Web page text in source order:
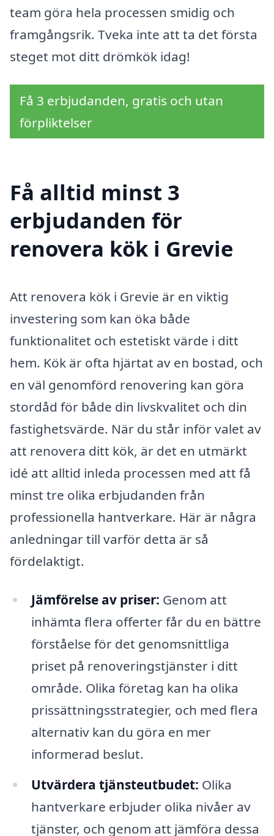
team göra hela processen smidig och
framgångsrik. Tveka inte att ta det första
steget mot ditt drömkök idag!
Få 3 erbjudanden, gratis och utan
förpliktelser
Få alltid minst 3
erbjudanden för
renovera kök i Grevie
Att renovera kök i Grevie är en viktig
investering som kan öka både
funktionalitet och estetiskt värde i ditt
hem. Kök är ofta hjärtat av en bostad, och
en väl genomförd renovering kan göra
stordåd för både din livskvalitet och din
fastighetsvärde. När du står inför valet av
att renovera ditt kök, är det en utmärkt
idé att alltid inleda processen med att få
minst tre olika erbjudanden från
professionella hantverkare. Här är några
anledningar till varför detta är så
fördelaktigt.
Jämförelse av priser: Genom att
inhämta flera offerter får du en bättre
förståelse för det genomsnittliga
priset på renoveringstjänster i ditt
område. Olika företag kan ha olika
prissättningsstrategier, och med flera
alternativ kan du göra en mer
informerad beslut.
Utvärdera tjänsteutbudet: Olika
hantverkare erbjuder olika nivåer av
tjänster, och genom att jämföra dessa